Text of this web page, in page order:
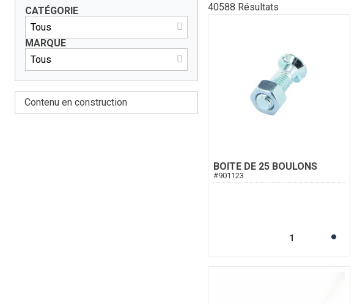
Contenu en construction
CATÉGORIE
MARQUE
40588 Résultats
BOITE DE 25 BOULONS
#901123